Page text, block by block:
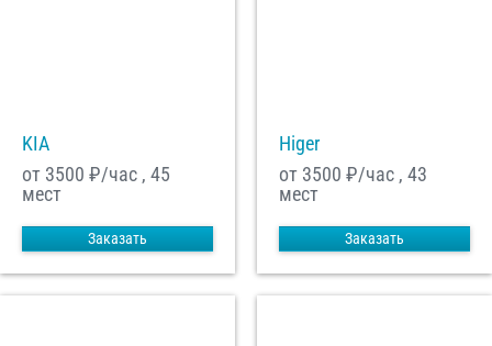
KIA
от 3500 ₽/час , 45
мест
Заказать
Higer
от 3500 ₽/час , 43
мест
Заказать
обработку моих Персональных данных